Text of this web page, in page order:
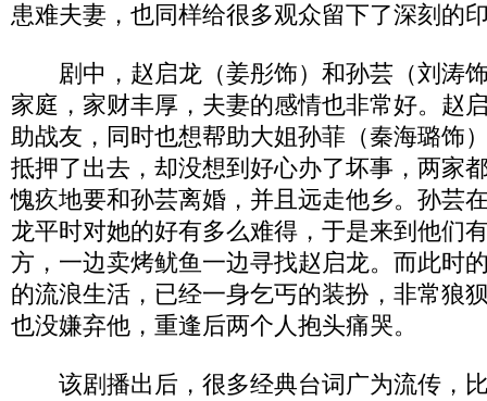
患难夫妻，也同样给很多观众留下了深刻的
剧中，赵启龙（姜彤饰）和孙芸（刘涛
家庭，家财丰厚，夫妻的感情也非常好。赵
助战友，同时也想帮助大姐孙菲（秦海璐饰
抵押了出去，却没想到好心办了坏事，两家
愧疚地要和孙芸离婚，并且远走他乡。孙芸
龙平时对她的好有多么难得，于是来到他们
方，一边卖烤鱿鱼一边寻找赵启龙。而此时
的流浪生活，已经一身乞丐的装扮，非常狼
也没嫌弃他，重逢后两个人抱头痛哭。
该剧播出后，很多经典台词广为流传，